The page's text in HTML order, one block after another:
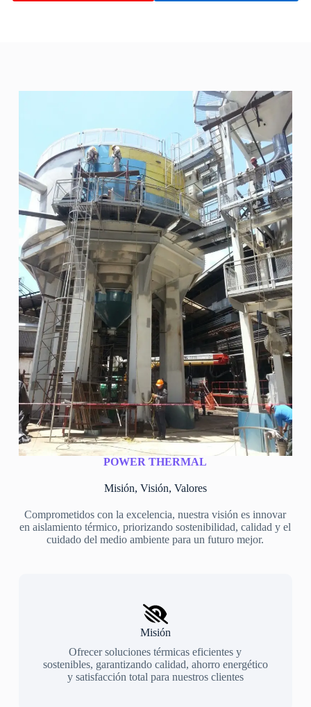
POWER THERMAL
Misión, Visión, Valores
Comprometidos con la excelencia, nuestra visión es innovar
en aislamiento térmico, priorizando sostenibilidad, calidad y el
cuidado del medio ambiente para un futuro mejor.
Misión
Ofrecer soluciones térmicas eficientes y
sostenibles, garantizando calidad, ahorro energético
y satisfacción total para nuestros clientes